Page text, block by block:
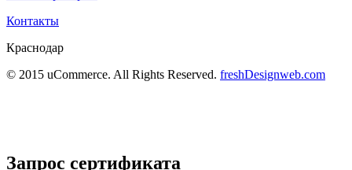
Контакты
Краснодар
© 2015 uCommerce. All Rights Reserved. freshDesignweb.com
Запрос сертификата